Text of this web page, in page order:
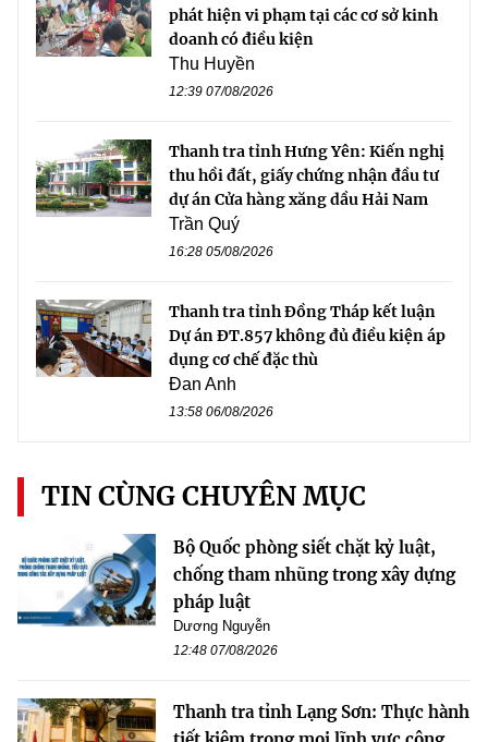
phát hiện vi phạm tại các cơ sở kinh
doanh có điều kiện
Thu Huyền
12:39 07/08/2026
Thanh tra tỉnh Hưng Yên: Kiến nghị
thu hồi đất, giấy chứng nhận đầu tư
dự án Cửa hàng xăng dầu Hải Nam
Trần Quý
16:28 05/08/2026
Thanh tra tỉnh Đồng Tháp kết luận
Dự án ĐT.857 không đủ điều kiện áp
dụng cơ chế đặc thù
Đan Anh
13:58 06/08/2026
TIN CÙNG CHUYÊN MỤC
Bộ Quốc phòng siết chặt kỷ luật,
chống tham nhũng trong xây dựng
pháp luật
Dương Nguyễn
12:48 07/08/2026
Thanh tra tỉnh Lạng Sơn: Thực hành